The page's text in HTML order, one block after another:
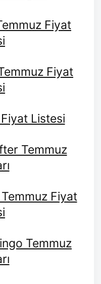
Fiyat
Fiyat
Listesi
Temmuz
Fiyat
Temmuz